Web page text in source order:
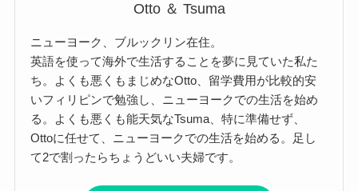
Otto ＆ Tsuma
ニューヨーク、ブルックリン在住。
英語を使って海外で生活することを夢に見ていた私た
ち。よくも悪くもまじめなOtto、留学費用が比較的安
いフィリピンで勉強し、ニューヨークでの生活を始め
る。よくも悪くも能天気なTsuma、特に準備せず、
Ottoに任せて、ニューヨークでの生活を始める。足し
て2で割ったらちょうどいい夫婦です。